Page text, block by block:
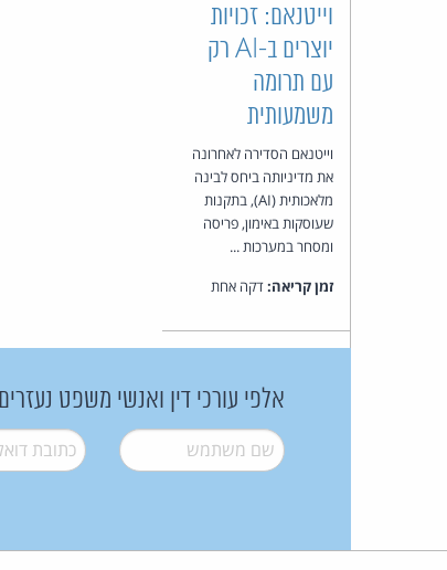
וייטנאם: זכויות
יוצרים ב-AI רק
עם תרומה
משמעותית
וייטנאם הסדירה לאחרונה
את מדיניותה ביחס לבינה
מלאכותית (AI), בתקנות
שעוסקות באימון, פריסה
ומסחר במערכות ...
זמן קריאה:דקה אחת
אלפי עורכי דין ואנשי משפט
שם משתמש* דואל*